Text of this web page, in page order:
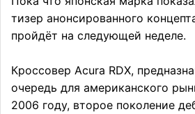
тизер анонсированного
пройдёт на следующей неделе.
Кроссовер Acura RDX,
очередь для американского
2006 году, второе поколение